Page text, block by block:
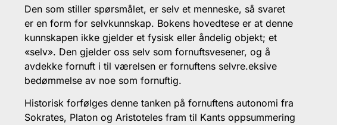
Den som stiller spørsmålet, er selv et menneske, så svaret
er en form for selvkunnskap. Bokens hovedtese er at denne
kunnskapen ikke gjelder et fysisk eller åndelig objekt; et
«selv». Den gjelder oss selv som fornuftsvesener, og å
avdekke fornuft i til værelsen er fornuftens selvre.eksive
bedømmelse av noe som fornuftig.
Historisk forfølges denne tanken på fornuftens autonomi fra
Sokrates, Platon og Aristoteles fram til Kants oppsummering